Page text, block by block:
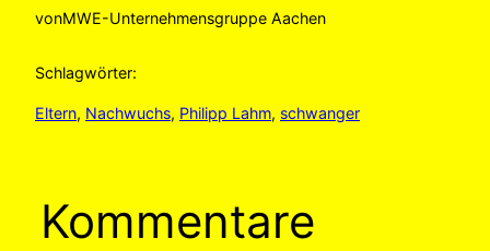
vonMWE-Unternehmensgruppe Aachen
Schlagwörter:
Eltern, Nachwuchs, Philipp Lahm, schwanger
Kommentare